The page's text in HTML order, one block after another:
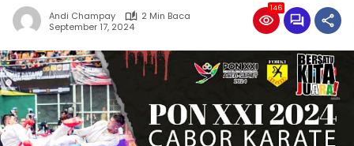
Andi Champay
2 Min Baca
September 17, 2024
146